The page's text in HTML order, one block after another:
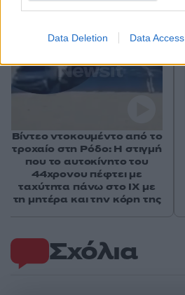
Data Deletion Data Access
Σχόλια
Βίντεο ντοκουμέντο από το
τροχαίο στη Ρόδο: Η στιγμή
που το αυτοκίνητο του
44χρονου πέφτει με
ταχύτητα πάνω στο ΙΧ με
τη μητέρα και την κόρη της